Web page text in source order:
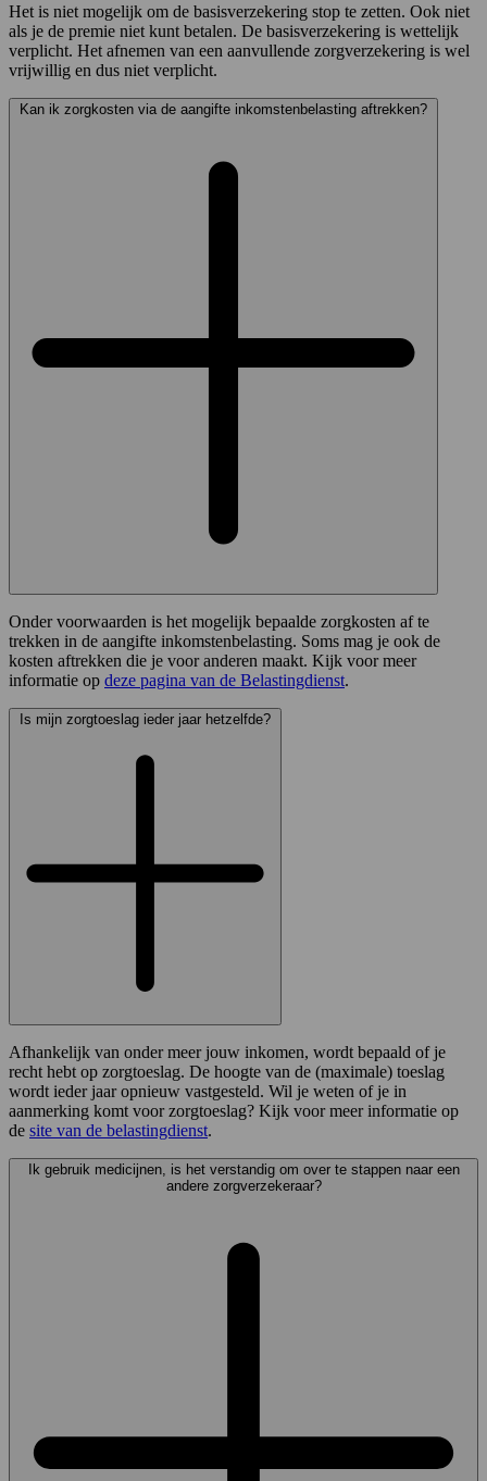
Het is niet mogelijk om de basisverzekering stop te zetten. Ook niet
als je de premie niet kunt betalen. De basisverzekering is wettelijk
verplicht. Het afnemen van een aanvullende zorgverzekering is wel
vrijwillig en dus niet verplicht.
Kan ik zorgkosten via de aangifte inkomstenbelasting aftrekken?
Onder voorwaarden is het mogelijk bepaalde zorgkosten af te
trekken in de aangifte inkomstenbelasting. Soms mag je ook de
kosten aftrekken die je voor anderen maakt. Kijk voor meer
informatie op deze pagina van de Belastingdienst.
Is mijn zorgtoeslag ieder jaar hetzelfde?
Afhankelijk van onder meer jouw inkomen, wordt bepaald of je
recht hebt op zorgtoeslag. De hoogte van de (maximale) toeslag
wordt ieder jaar opnieuw vastgesteld. Wil je weten of je in
aanmerking komt voor zorgtoeslag? Kijk voor meer informatie op
de site van de belastingdienst.
Ik gebruik medicijnen, is het verstandig om over te stappen naar een
andere zorgverzekeraar?